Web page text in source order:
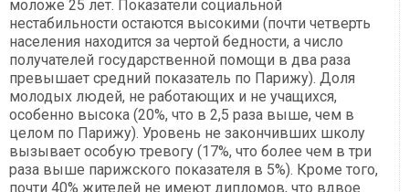
моложе 25 лет. Показатели социальной
нестабильности остаются высокими (почти четверть
населения находится за чертой бедности, а число
получателей государственной помощи в два раза
превышает средний показатель по Парижу). Доля
молодых людей, не работающих и не учащихся,
особенно высока (20%, что в 2,5 раза выше, чем в
целом по Парижу). Уровень не закончивших школу
вызывает особую тревогу (17%, что более чем в три
раза выше парижского показателя в 5%). Кроме того,
почти 40% жителей не имеют дипломов, что вдвое